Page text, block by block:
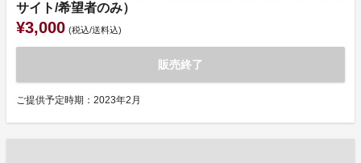
サイト/希望者のみ）
¥3,000 (税込/送料込)
販売終了
ご提供予定時期：2023年2月